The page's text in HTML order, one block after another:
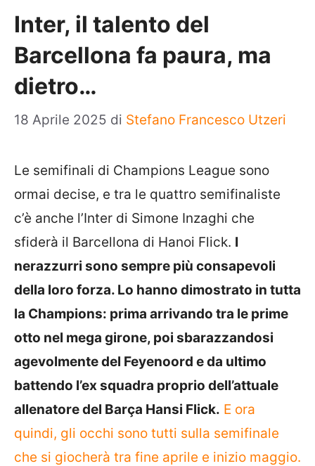
Inter, il talento del
Barcellona fa paura, ma
dietro…
18 Aprile 2025 di Stefano Francesco Utzeri
Le semifinali di Champions League sono
ormai decise, e tra le quattro semifinaliste
c’è anche l’Inter di Simone Inzaghi che
sfiderà il Barcellona di Hanoi Flick. I
nerazzurri sono sempre più consapevoli
della loro forza. Lo hanno dimostrato in tutta
la Champions: prima arrivando tra le prime
otto nel mega girone, poi sbarazzandosi
agevolmente del Feyenoord e da ultimo
battendo l’ex squadra proprio dell’attuale
allenatore del Barça Hansi Flick. E ora
quindi, gli occhi sono tutti sulla semifinale
che si giocherà tra fine aprile e inizio maggio.